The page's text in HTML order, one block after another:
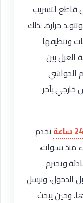
قاطع التسريب
حرارة. لذلك
وتنظيفها
العزل بين
الحواشي
خارجي بآخر
نخدم
منذ سنوات،
وتحترم
الدخول، ونرسل
وحين يبحث